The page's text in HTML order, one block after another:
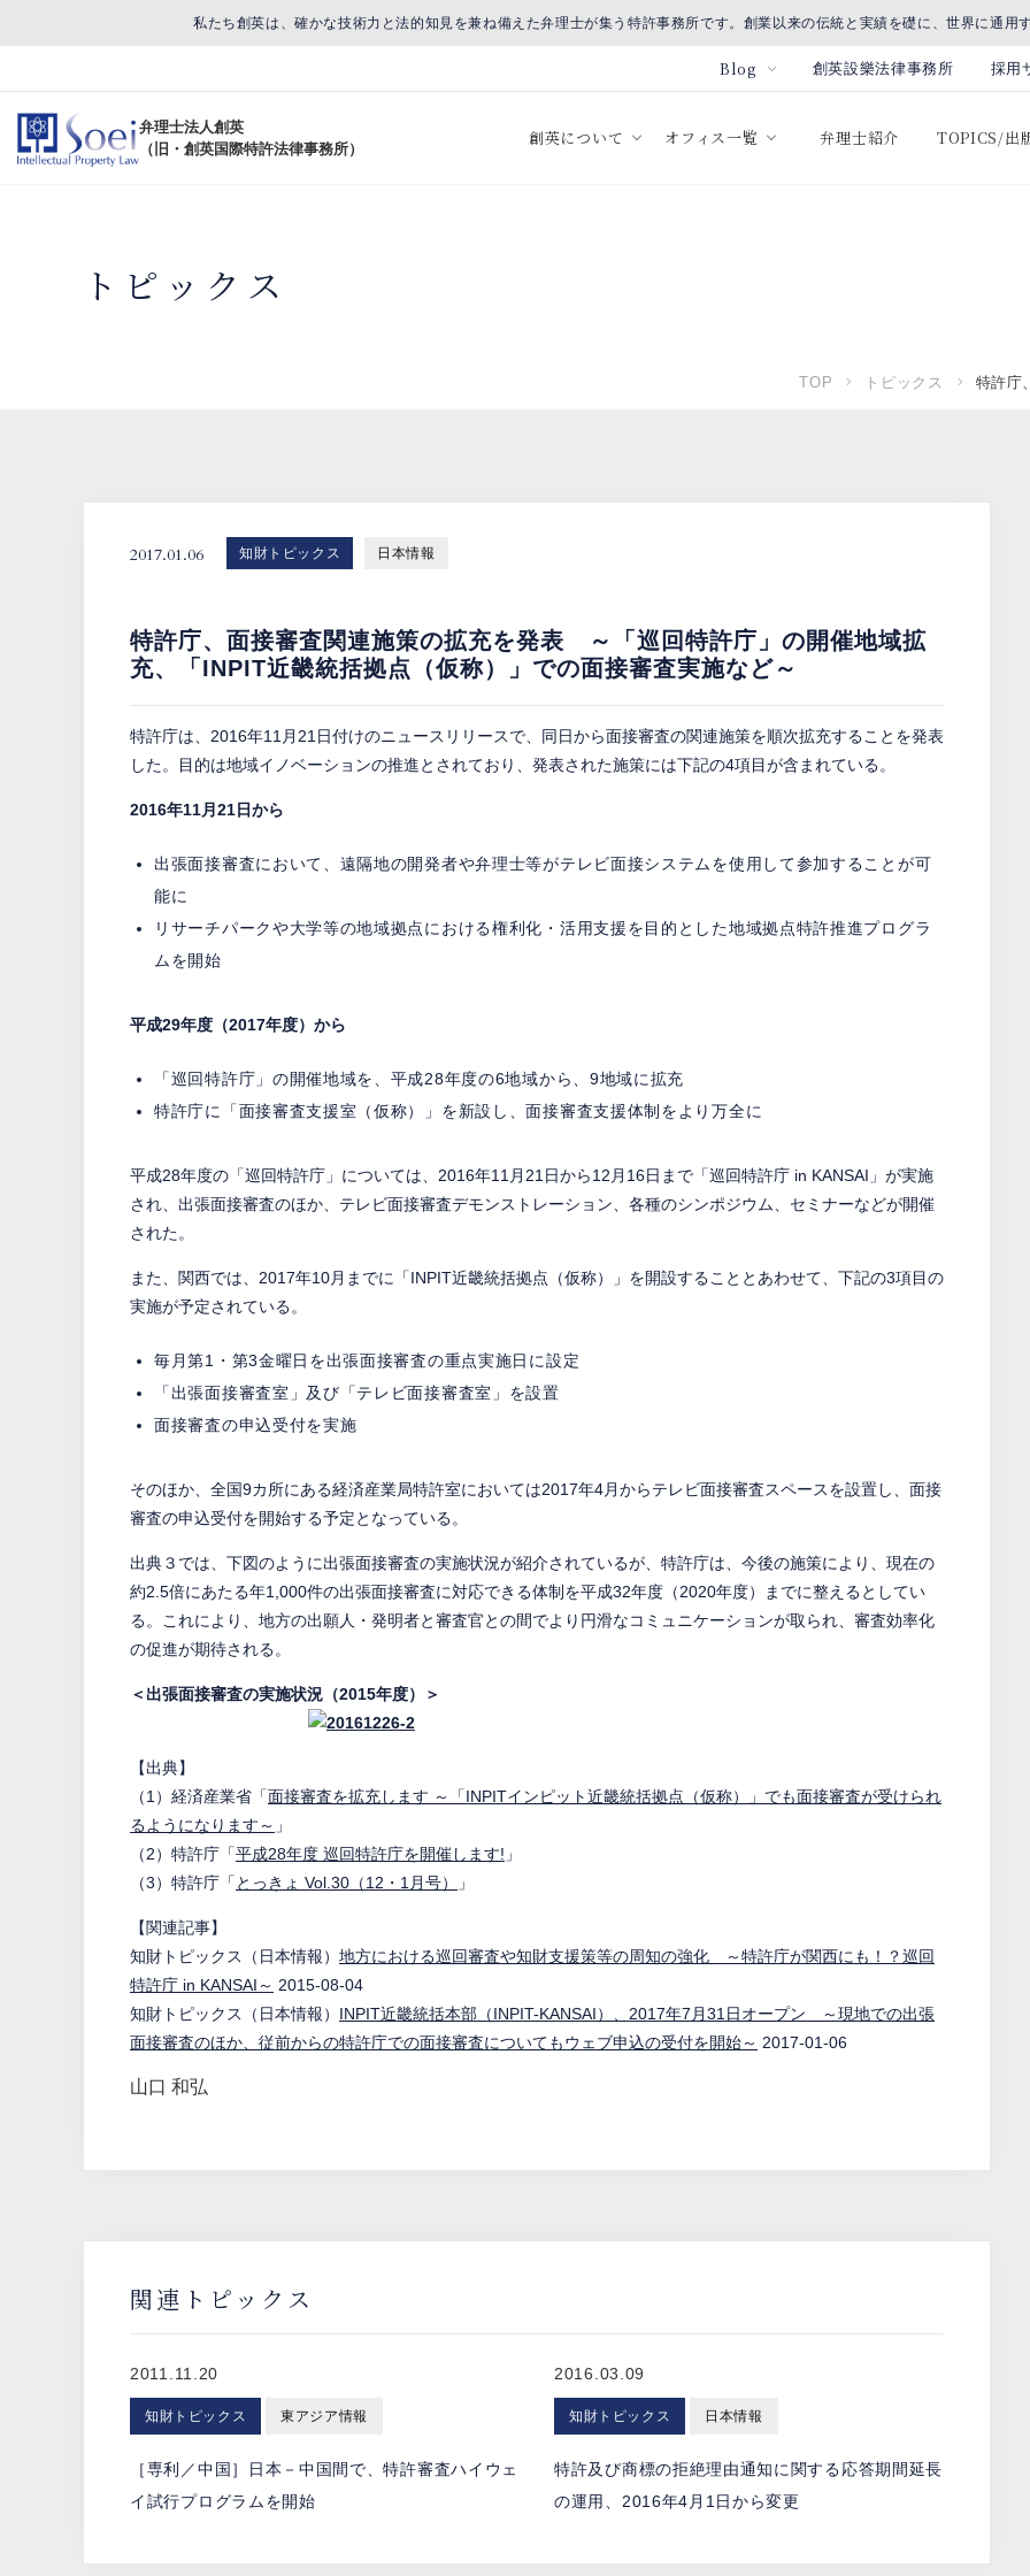
私たち創英は、確かな技術力と法的知見を兼ね備えた弁理士が集う特許事務所です。創業以来の伝統と実績を礎に、世界に通用
Blog 創英設樂法律事務所 採用
弁理士法人創英
（旧・創英国際特許法律事務所）
創英について オフィス一覧 弁理士紹介 TOPICS/出
トピックス
TOP トピックス 特許庁
2017.01.06 知財トピックス 日本情報
特許庁、面接審査関連施策の拡充を発表 ～「巡回特許庁」の開催地域拡
充、「INPIT近畿統括拠点（仮称）」での面接審査実施など～
特許庁は、2016年11月21日付けのニュースリリースで、同日から面接審査の関連施策を順次拡充することを発表
した。目的は地域イノベーションの推進とされており、発表された施策には下記の4項目が含まれている。
2016年11月21日から
出張面接審査において、遠隔地の開発者や弁理士等がテレビ面接システムを使用して参加することが可
能に
リサーチパークや大学等の地域拠点における権利化・活用支援を目的とした地域拠点特許推進プログラ
ムを開始
平成29年度（2017年度）から
「巡回特許庁」の開催地域を、平成28年度の6地域から、9地域に拡充
特許庁に「面接審査支援室（仮称）」を新設し、面接審査支援体制をより万全に
平成28年度の「巡回特許庁」については、2016年11月21日から12月16日まで「巡回特許庁 in KANSAI」が実施
され、出張面接審査のほか、テレビ面接審査デモンストレーション、各種のシンポジウム、セミナーなどが開催
された。
また、関西では、2017年10月までに「INPIT近畿統括拠点（仮称）」を開設することとあわせて、下記の3項目の
実施が予定されている。
毎月第1・第3金曜日を出張面接審査の重点実施日に設定
「出張面接審査室」及び「テレビ面接審査室」を設置
面接審査の申込受付を実施
そのほか、全国9カ所にある経済産業局特許室においては2017年4月からテレビ面接審査スペースを設置し、面接
審査の申込受付を開始する予定となっている。
出典３では、下図のように出張面接審査の実施状況が紹介されているが、特許庁は、今後の施策により、現在の
約2.5倍にあたる年1,000件の出張面接審査に対応できる体制を平成32年度（2020年度）までに整えるとしてい
る。これにより、地方の出願人・発明者と審査官との間でより円滑なコミュニケーションが取られ、審査効率化
の促進が期待される。
＜出張面接審査の実施状況（2015年度）＞
【出典】
（1）経済産業省「面接審査を拡充します ～「INPITインピット近畿統括拠点（仮称）」でも面接審査が受けられ
るようになります～ 」
（2）特許庁「平成28年度 巡回特許庁を開催します! 」
（3）特許庁「 とっきょ Vol.30（12・1月号） 」
【関連記事】
知財トピックス（日本情報） 地方における巡回審査や知財支援策等の周知の強化 ～特許庁が関西にも！？巡回
特許庁 in KANSAI～ 2015-08-04
知財トピックス（日本情報） INPIT近畿統括本部（INPIT-KANSAI）、2017年7月31日オープン ～現地での出張
面接審査のほか、従前からの特許庁での面接審査についてもウェブ申込の受付を開始～ 2017-01-06
山口 和弘
関連トピックス
2011.11.20
知財トピックス 東アジア情報
［専利／中国］日本－中国間で、特許審査ハイウェ
イ試行プログラムを開始
2016.03.09
知財トピックス 日本情報
特許及び商標の拒絶理由通知に関する応答期間延長
の運用、2016年4月1日から変更